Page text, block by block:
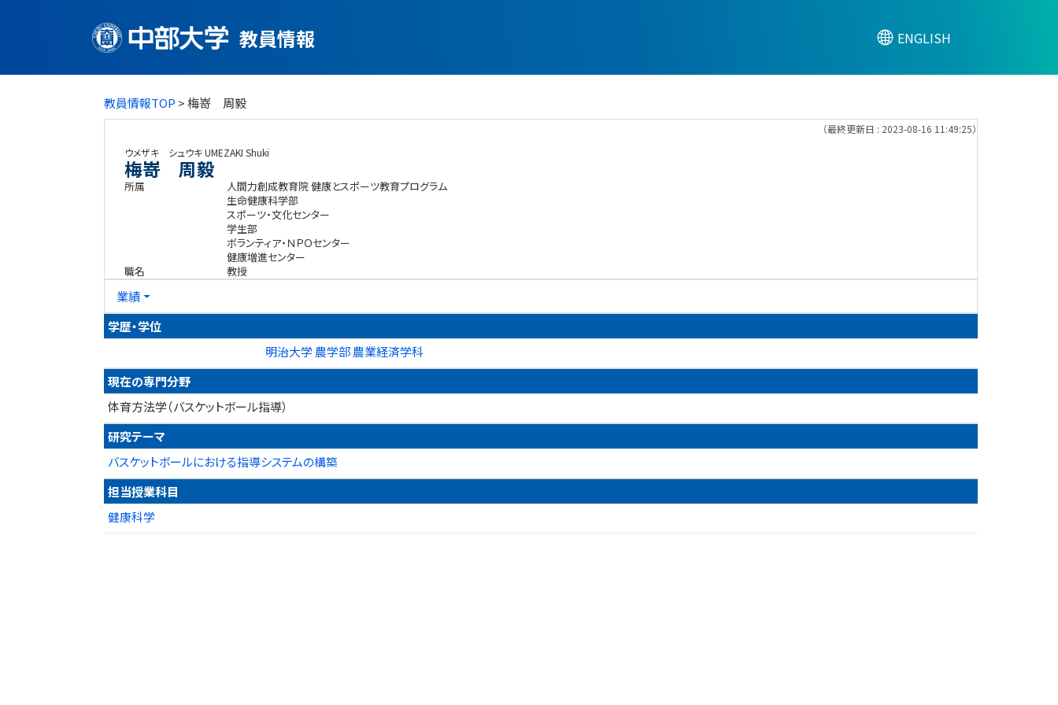
教員情報 ENGLISH
教員情報TOP > 梅嵜 周毅
（最終更新日 : 2023-08-16 11:49:25）
ウメザキ シュウキUMEZAKI Shuki
梅嵜 周毅
所属
人間力創成教育院 健康とスポーツ教育プログラム
生命健康科学部
スポーツ・文化センター
学生部
ボランティア・ＮＰＯセンター
健康増進センター
職名
教授
業績
学歴・学位
明治大学 農学部 農業経済学科
現在の専門分野
体育方法学（バスケットボール指導）
研究テーマ
バスケットボールにおける指導システムの構築
担当授業科目
健康科学